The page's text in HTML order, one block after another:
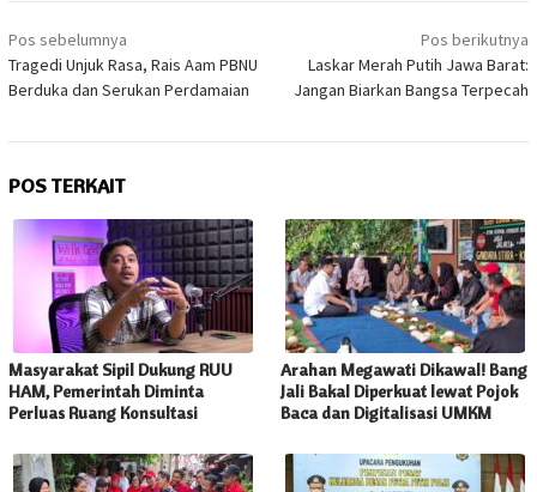
Navigasi
pos
Pos sebelumnya
Tragedi Unjuk Rasa, Rais Aam PBNU
Berduka dan Serukan Perdamaian
Pos berikutnya
Laskar Merah Putih Jawa Barat:
Jangan Biarkan Bangsa Terpecah
POS TERKAIT
Masyarakat Sipil Dukung RUU
HAM, Pemerintah Diminta
Perluas Ruang Konsultasi
Arahan Megawati Dikawal! Bang
Jali Bakal Diperkuat lewat Pojok
Baca dan Digitalisasi UMKM